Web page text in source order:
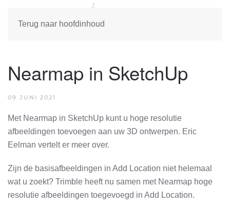
Terug naar hoofdinhoud
Nearmap in SketchUp
09 JUNI 2021
Met Nearmap in SketchUp kunt u hoge resolutie
afbeeldingen toevoegen aan uw 3D ontwerpen. Eric
Eelman vertelt er meer over.
Zijn de basisafbeeldingen in Add Location niet helemaal
wat u zoekt? Trimble heeft nu samen met Nearmap hoge
resolutie afbeeldingen toegevoegd in Add Location.